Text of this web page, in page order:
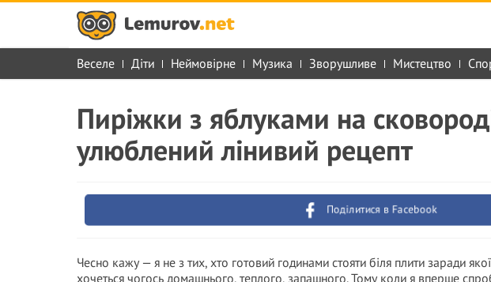
Веселе Діти Неймовірне Музика Зворушливе Мистецтво
Пиріжки з яблуками на
улюблений лінивий рецепт
Поділитися в Facebook
Чесно кажу — я не з тих, хто готовий годинами стояти біля плити заради
хочеться чогось домашнього, теплого, запашного. Тому коли я вперше